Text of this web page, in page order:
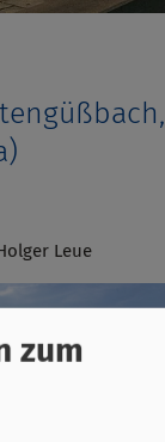
Leue
zum